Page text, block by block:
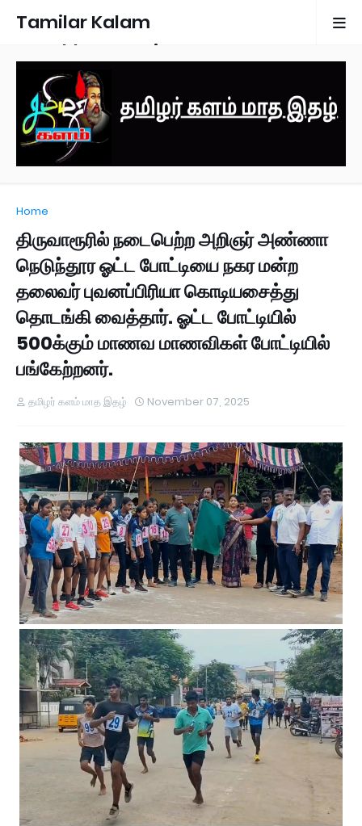
Tamilar Kalam
Monthly Magazine
Home
திருவாரூரில் நடைபெற்ற அறிஞர் அண்ணா
நெடுந்தூர ஓட்ட போட்டியை நகர மன்ற
தலைவர் புவனப்பிரியா கொடியசைத்து
தொடங்கி வைத்தார். ஓட்ட போட்டியில்
500க்கும் மாணவ மாணவிகள் போட்டியில்
பங்கேற்றனர்.
தமிழர் களம் மாத இதழ் November 07, 2025